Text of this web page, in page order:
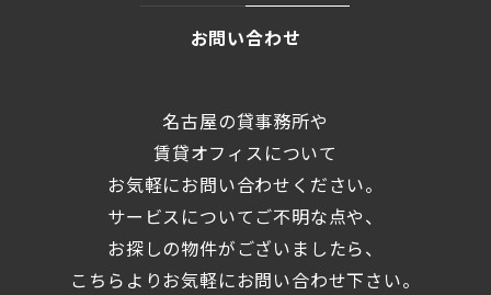
お問い合わせ
名古屋の貸事務所や
賃貸オフィスについて
お気軽にお問い合わせください。
サービスについてご不明な点や、
お探しの物件がございましたら、
こちらよりお気軽にお問い合わせ下さい。